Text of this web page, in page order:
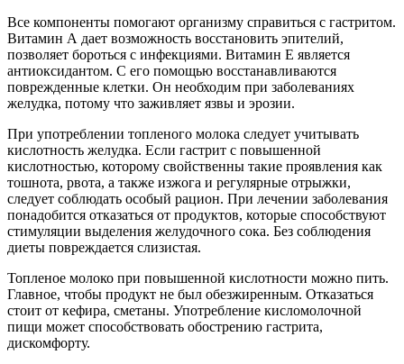
Все компоненты помогают организму справиться с гастритом.
Витамин А дает возможность восстановить эпителий,
позволяет бороться с инфекциями. Витамин Е является
антиоксидантом. С его помощью восстанавливаются
поврежденные клетки. Он необходим при заболеваниях
желудка, потому что заживляет язвы и эрозии.
При употреблении топленого молока следует учитывать
кислотность желудка. Если гастрит с повышенной
кислотностью, которому свойственны такие проявления как
тошнота, рвота, а также изжога и регулярные отрыжки,
следует соблюдать особый рацион. При лечении заболевания
понадобится отказаться от продуктов, которые способствуют
стимуляции выделения желудочного сока. Без соблюдения
диеты повреждается слизистая.
Топленое молоко при повышенной кислотности можно пить.
Главное, чтобы продукт не был обезжиренным. Отказаться
стоит от кефира, сметаны. Употребление кисломолочной
пищи может способствовать обострению гастрита,
дискомфорту.